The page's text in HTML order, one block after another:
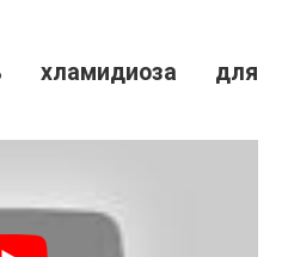
хламидиоза для